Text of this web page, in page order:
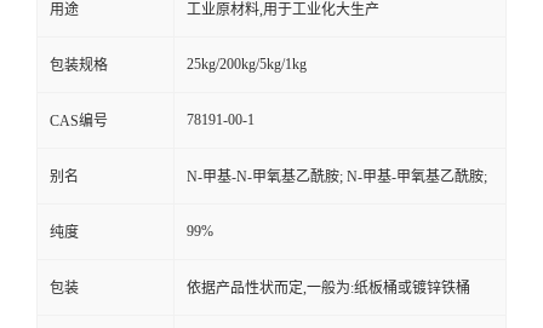
用途 工业原材料,用于工业化大生产
包装规格 25kg/200kg/5kg/1kg
CAS编号 78191-00-1
别名 N-甲基-N-甲氧基乙酰胺; N-甲基-甲氧基乙酰胺;
纯度 99%
包装 依据产品性状而定,一般为:纸板桶或镀锌铁桶